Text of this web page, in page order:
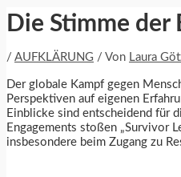
Die Stimme
/ AUFKLÄRUNG / Von Laura
Der globale Kampf gegen
Perspektiven auf eigenen
Einblicke sind entscheidend für
Engagements stoßen „Survivor
insbesondere beim Zugang zu